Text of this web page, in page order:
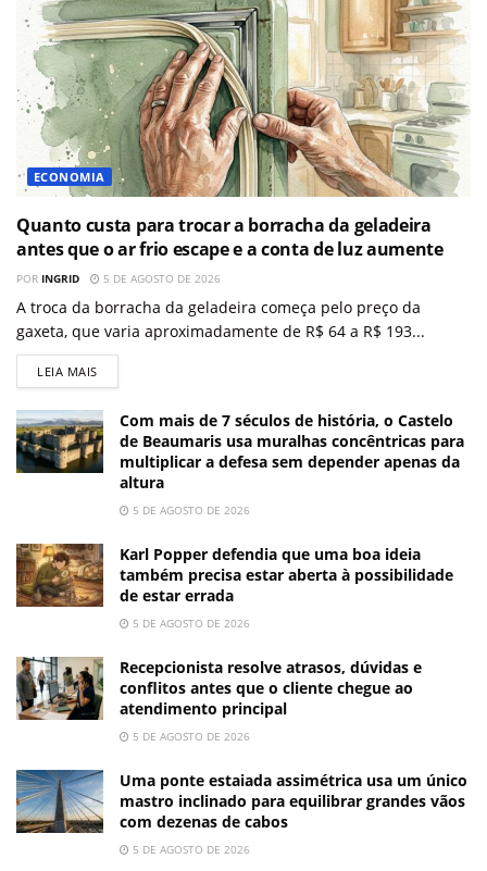
ECONOMIA
Quanto custa para trocar a borracha da geladeira
antes que o ar frio escape e a conta de luz aumente
POR INGRID 5 DE AGOSTO DE 2026
A troca da borracha da geladeira começa pelo preço da
gaxeta, que varia aproximadamente de R$ 64 a R$ 193...
LEIA MAIS
Com mais de 7 séculos de história, o Castelo
de Beaumaris usa muralhas concêntricas para
multiplicar a defesa sem depender apenas da
altura
5 DE AGOSTO DE 2026
Karl Popper defendia que uma boa ideia
também precisa estar aberta à possibilidade
de estar errada
5 DE AGOSTO DE 2026
Recepcionista resolve atrasos, dúvidas e
conflitos antes que o cliente chegue ao
atendimento principal
5 DE AGOSTO DE 2026
Uma ponte estaiada assimétrica usa um único
mastro inclinado para equilibrar grandes vãos
com dezenas de cabos
5 DE AGOSTO DE 2026